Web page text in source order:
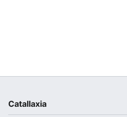
Catallaxia